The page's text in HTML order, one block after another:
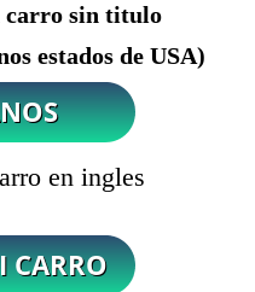
carro sin titulo
estados de USA)
en ingles